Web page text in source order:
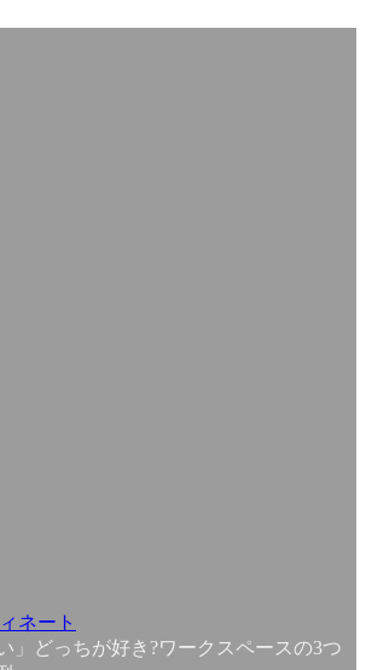
ネート
」どっちが好き?ワークスペースの3つ